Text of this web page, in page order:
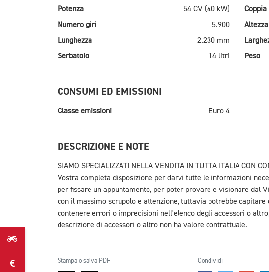
Potenza
54 CV (40 kW)
Numero giri
5.900
Lunghezza
2.230 mm
Serbatoio
14 litri Peso
CONSUMI ED EMISSIONI
Classe emissioni Euro 4
DESCRIZIONE E NOTE
SIAMO SPECIALIZZATI NELLA VENDITA IN TUTTA ITALIA CON
Vostra completa disposizione per darvi tutte le informazioni
per fissare un appuntamento, per poter provare e visionare dal
con il massimo scrupolo e attenzione, tuttavia potrebbe capitare
contenere errori o imprecisioni nell'elenco degli accessori o
descrizione di accessori o altro non ha valore contrattuale.
Stampa o salva PDF Condividi